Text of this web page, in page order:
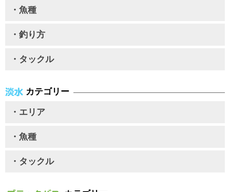
・魚種
・釣り方
・タックル
カテゴリー
・エリア
・魚種
・タックル